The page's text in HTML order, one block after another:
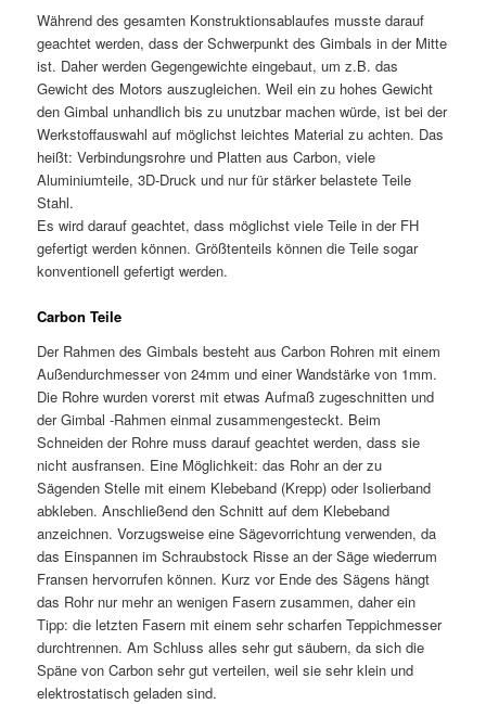
Während des gesamten Konstruktionsablaufes musste darauf
geachtet werden, dass der Schwerpunkt des Gimbals in der Mitte
ist. Daher werden Gegengewichte eingebaut, um z.B. das
Gewicht des Motors auszugleichen. Weil ein zu hohes Gewicht
den Gimbal unhandlich bis zu unutzbar machen würde, ist bei der
Werkstoffauswahl auf möglichst leichtes Material zu achten. Das
heißt: Verbindungsrohre und Platten aus Carbon, viele
Aluminiumteile, 3D-Druck und nur für stärker belastete Teile
Stahl.
Es wird darauf geachtet, dass möglichst viele Teile in der FH
gefertigt werden können. Größtenteils können die Teile sogar
konventionell gefertigt werden.
Carbon Teile
Der Rahmen des Gimbals besteht aus Carbon Rohren mit einem
Außendurchmesser von 24mm und einer Wandstärke von 1mm.
Die Rohre wurden vorerst mit etwas Aufmaß zugeschnitten und
der Gimbal -Rahmen einmal zusammengesteckt. Beim
Schneiden der Rohre muss darauf geachtet werden, dass sie
nicht ausfransen. Eine Möglichkeit: das Rohr an der zu
Sägenden Stelle mit einem Klebeband (Krepp) oder Isolierband
abkleben. Anschließend den Schnitt auf dem Klebeband
anzeichnen. Vorzugsweise eine Sägevorrichtung verwenden, da
das Einspannen im Schraubstock Risse an der Säge wiederrum
Fransen hervorrufen können. Kurz vor Ende des Sägens hängt
das Rohr nur mehr an wenigen Fasern zusammen, daher ein
Tipp: die letzten Fasern mit einem sehr scharfen Teppichmesser
durchtrennen. Am Schluss alles sehr gut säubern, da sich die
Späne von Carbon sehr gut verteilen, weil sie sehr klein und
elektrostatisch geladen sind.